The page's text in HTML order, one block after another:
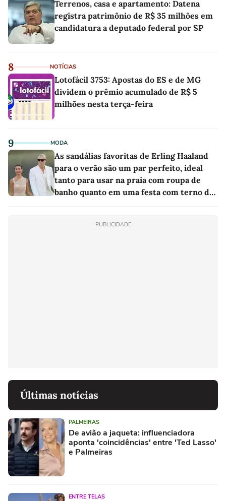
Terrenos, casa e apartamento: Datena
registra patrimônio de R$ 35 milhões em
candidatura a deputado federal por SP
8 NOTÍCIAS
Lotofácil 3753: Apostas do ES e de MG
dividem o prêmio acumulado de R$ 5
milhões nesta terça-feira
9 MODA
As sandálias favoritas de Erling Haaland
para o verão são um par perfeito, ideal
tanto para usar na praia com roupa de
banho quanto em uma festa com terno de
PUBLICIDADE
Últimas notícias
PALMEIRAS
De avião a jaqueta: influenciadora
aponta 'coincidências' entre 'Ted Lasso'
e Palmeiras
ENTRE TELAS